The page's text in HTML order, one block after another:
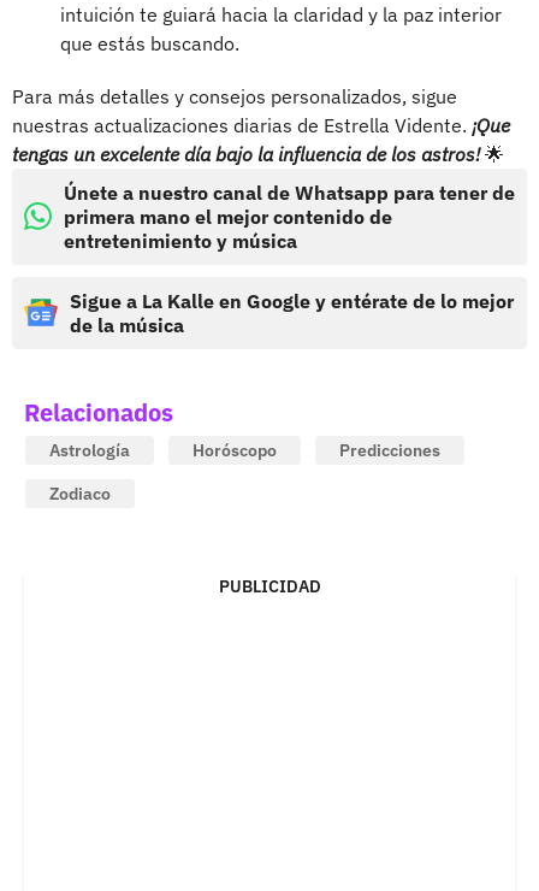
intuición te guiará hacia la claridad y la paz interior
que estás buscando.
Para más detalles y consejos personalizados, sigue
nuestras actualizaciones diarias de Estrella Vidente. ¡Que
tengas un excelente día bajo la influencia de los astros!🌟
Únete a nuestro canal de Whatsapp para tener de
primera mano el mejor contenido de
entretenimiento y música
Sigue a La Kalle en Google y entérate de lo mejor
de la música
Relacionados
Astrología Horóscopo
Predicciones
Zodiaco
PUBLICIDAD